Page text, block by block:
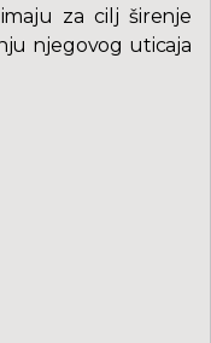
za cilj širenje
njegovog uticaja